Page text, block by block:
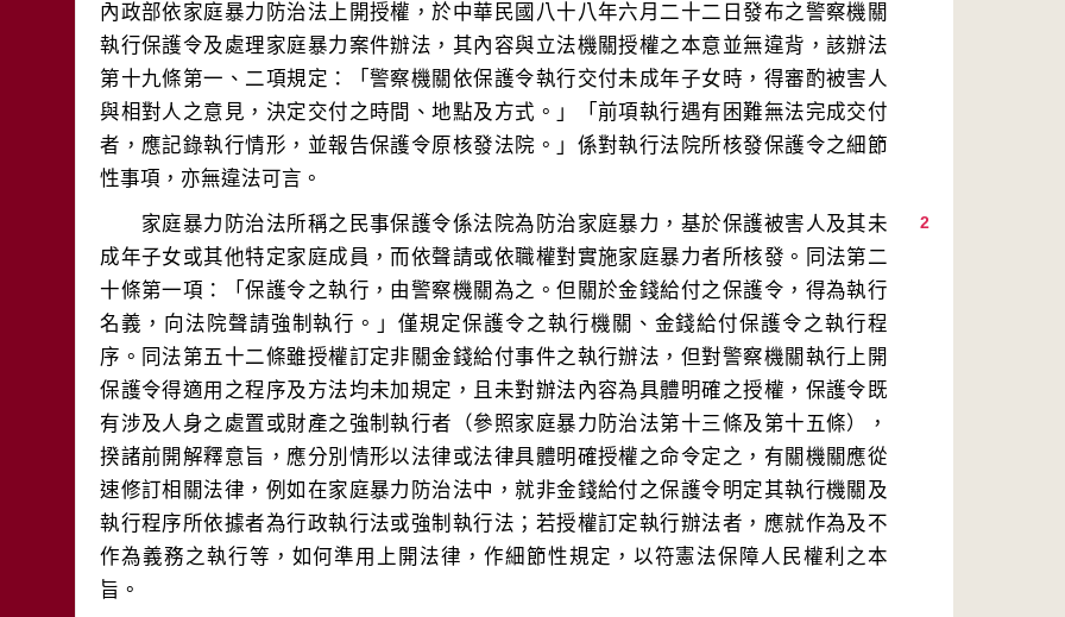
內政部依家庭暴力防治法上開授權，於中華民國八十八年六月二十二日發布之警察機關
執行保護令及處理家庭暴力案件辦法，其內容與立法機關授權之本意並無違背，該辦法
第十九條第一、二項規定：「警察機關依保護令執行交付未成年子女時，得審酌被害人
與相對人之意見，決定交付之時間、地點及方式。」「前項執行遇有困難無法完成交付
者，應記錄執行情形，並報告保護令原核發法院。」係對執行法院所核發保護令之細節
2
家庭暴力防治法所稱之民事保護令係法院為防治家庭暴力，基於保護被害人及其未
成年子女或其他特定家庭成員，而依聲請或依職權對實施家庭暴力者所核發。同法第二
十條第一項：「保護令之執行，由警察機關為之。但關於金錢給付之保護令，得為執行
名義，向法院聲請強制執行。」僅規定保護令之執行機關、金錢給付保護令之執行程
序。同法第五十二條雖授權訂定非關金錢給付事件之執行辦法，但對警察機關執行上開
保護令得適用之程序及方法均未加規定，且未對辦法內容為具體明確之授權，保護令既
有涉及人身之處置或財產之強制執行者（參照家庭暴力防治法第十三條及第十五條），
揆諸前開解釋意旨，應分別情形以法律或法律具體明確授權之命令定之，有關機關應從
速修訂相關法律，例如在家庭暴力防治法中，就非金錢給付之保護令明定其執行機關及
執行程序所依據者為行政執行法或強制執行法；若授權訂定執行辦法者，應就作為及不
作為義務之執行等，如何準用上開法律，作細節性規定，以符憲法保障人民權利之本